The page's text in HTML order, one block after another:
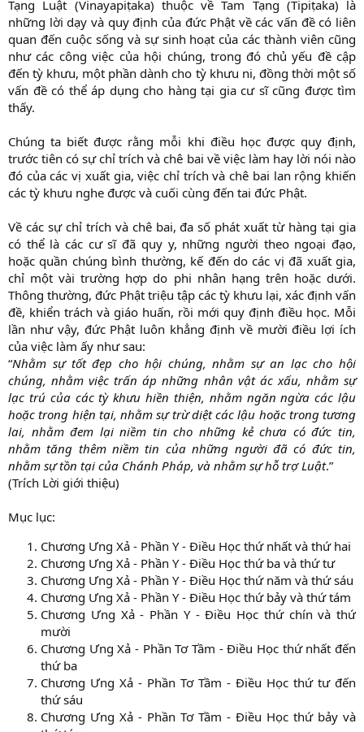
Tạng Luật (Vinayapiṭaka) thuộc về Tam Tạng (Tipiṭaka) là
những lời dạy và quy định của đức Phật về các vấn đề có liên
quan đến cuộc sống và sự sinh hoạt của các thành viên cũng
như các công việc của hội chúng, trong đó chủ yếu đề cập
đến tỳ khưu, một phần dành cho tỳ khưu ni, đồng thời một số
vấn đề có thể áp dụng cho hàng tại gia cư sĩ cũng được tìm
thấy.
Chúng ta biết được rằng mỗi khi điều học được quy định,
trước tiên có sự chỉ trích và chê bai về việc làm hay lời nói nào
đó của các vị xuất gia, việc chỉ trích và chê bai lan rộng khiến
các tỳ khưu nghe được và cuối cùng đến tai đức Phật.
Về các sự chỉ trích và chê bai, đa số phát xuất từ hàng tại gia
có thể là các cư sĩ đã quy y, những người theo ngoại đạo,
hoặc quần chúng bình thường, kế đến do các vị đã xuất gia,
chỉ một vài trường hợp do phi nhân hạng trên hoặc dưới.
Thông thường, đức Phật triệu tập các tỳ khưu lại, xác định vấn
đề, khiển trách và giáo huấn, rồi mới quy định điều học. Mỗi
lần như vậy, đức Phật luôn khẳng định về mười điều lợi ích
của việc làm ấy như sau:
“Nhằm sự tốt đẹp cho hội chúng, nhằm sự an lạc cho hội
chúng, nhằm việc trấn áp những nhân vật ác xấu, nhằm sự
lạc trú của các tỳ khưu hiền thiện, nhằm ngăn ngừa các lậu
hoặc trong hiện tại, nhằm sự trừ diệt các lậu hoặc trong tương
lai, nhằm đem lại niềm tin cho những kẻ chưa có đức tin,
nhằm tăng thêm niềm tin của những người đã có đức tin,
nhằm sự tồn tại của Chánh Pháp, và nhằm sự hỗ trợ Luật.”
(Trích Lời giới thiệu)
Mục lục:
Chương Ưng Xả - Phần Y - Điều Học thứ nhất và thứ hai
Chương Ưng Xả - Phần Y - Điều Học thứ ba và thứ tư
Chương Ưng Xả - Phần Y - Điều Học thứ năm và thứ sáu
Chương Ưng Xả - Phần Y - Điều Học thứ bảy và thứ tám
Chương Ưng Xả - Phần Y - Điều Học thứ chín và thứ
mười
Chương Ưng Xả - Phần Tơ Tầm - Điều Học thứ nhất đến
thứ ba
Chương Ưng Xả - Phần Tơ Tầm - Điều Học thứ tư đến
thứ sáu
Chương Ưng Xả - Phần Tơ Tầm - Điều Học thứ bảy và